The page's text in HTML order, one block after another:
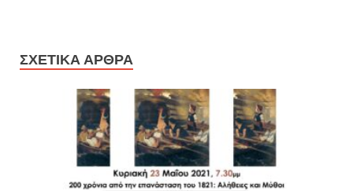
ΣΧΕΤΙΚΑ ΑΡΘΡΑ